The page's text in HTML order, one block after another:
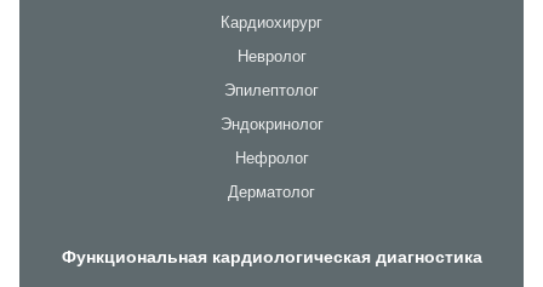
Кардиохирург
Невролог
Эпилептолог
Эндокринолог
Нефролог
Дерматолог
Функциональная кардиологическая диагностика